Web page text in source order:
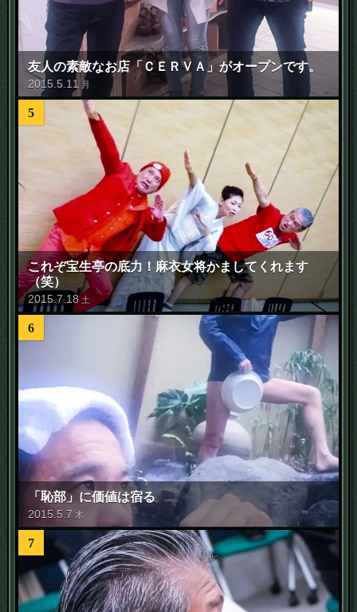
友人の素敵なお店「ＣＥＲＶＡ」がオープンです。
2015.5.11 月
5
これぞ宝生亭の底力！麻衣女将かましてくれます
（笑）
2015.7.18 土
6
「恥部」に価値は宿る
2015.5.7 木
7